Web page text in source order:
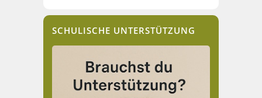
SCHULISCHE UNTERSTÜTZUNG